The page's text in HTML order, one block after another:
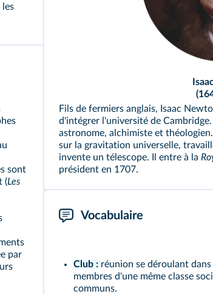
les
sont
(Les
par
Fils de fermiers anglais, Isaac
d'intégrer l'université de
astronome, alchimiste et
sur la gravitation universelle,
invente un télescope. Il entre à la
président en 1707.
Vocabulaire
Club : réunion se déroulant
membres d'une même classe
communs.